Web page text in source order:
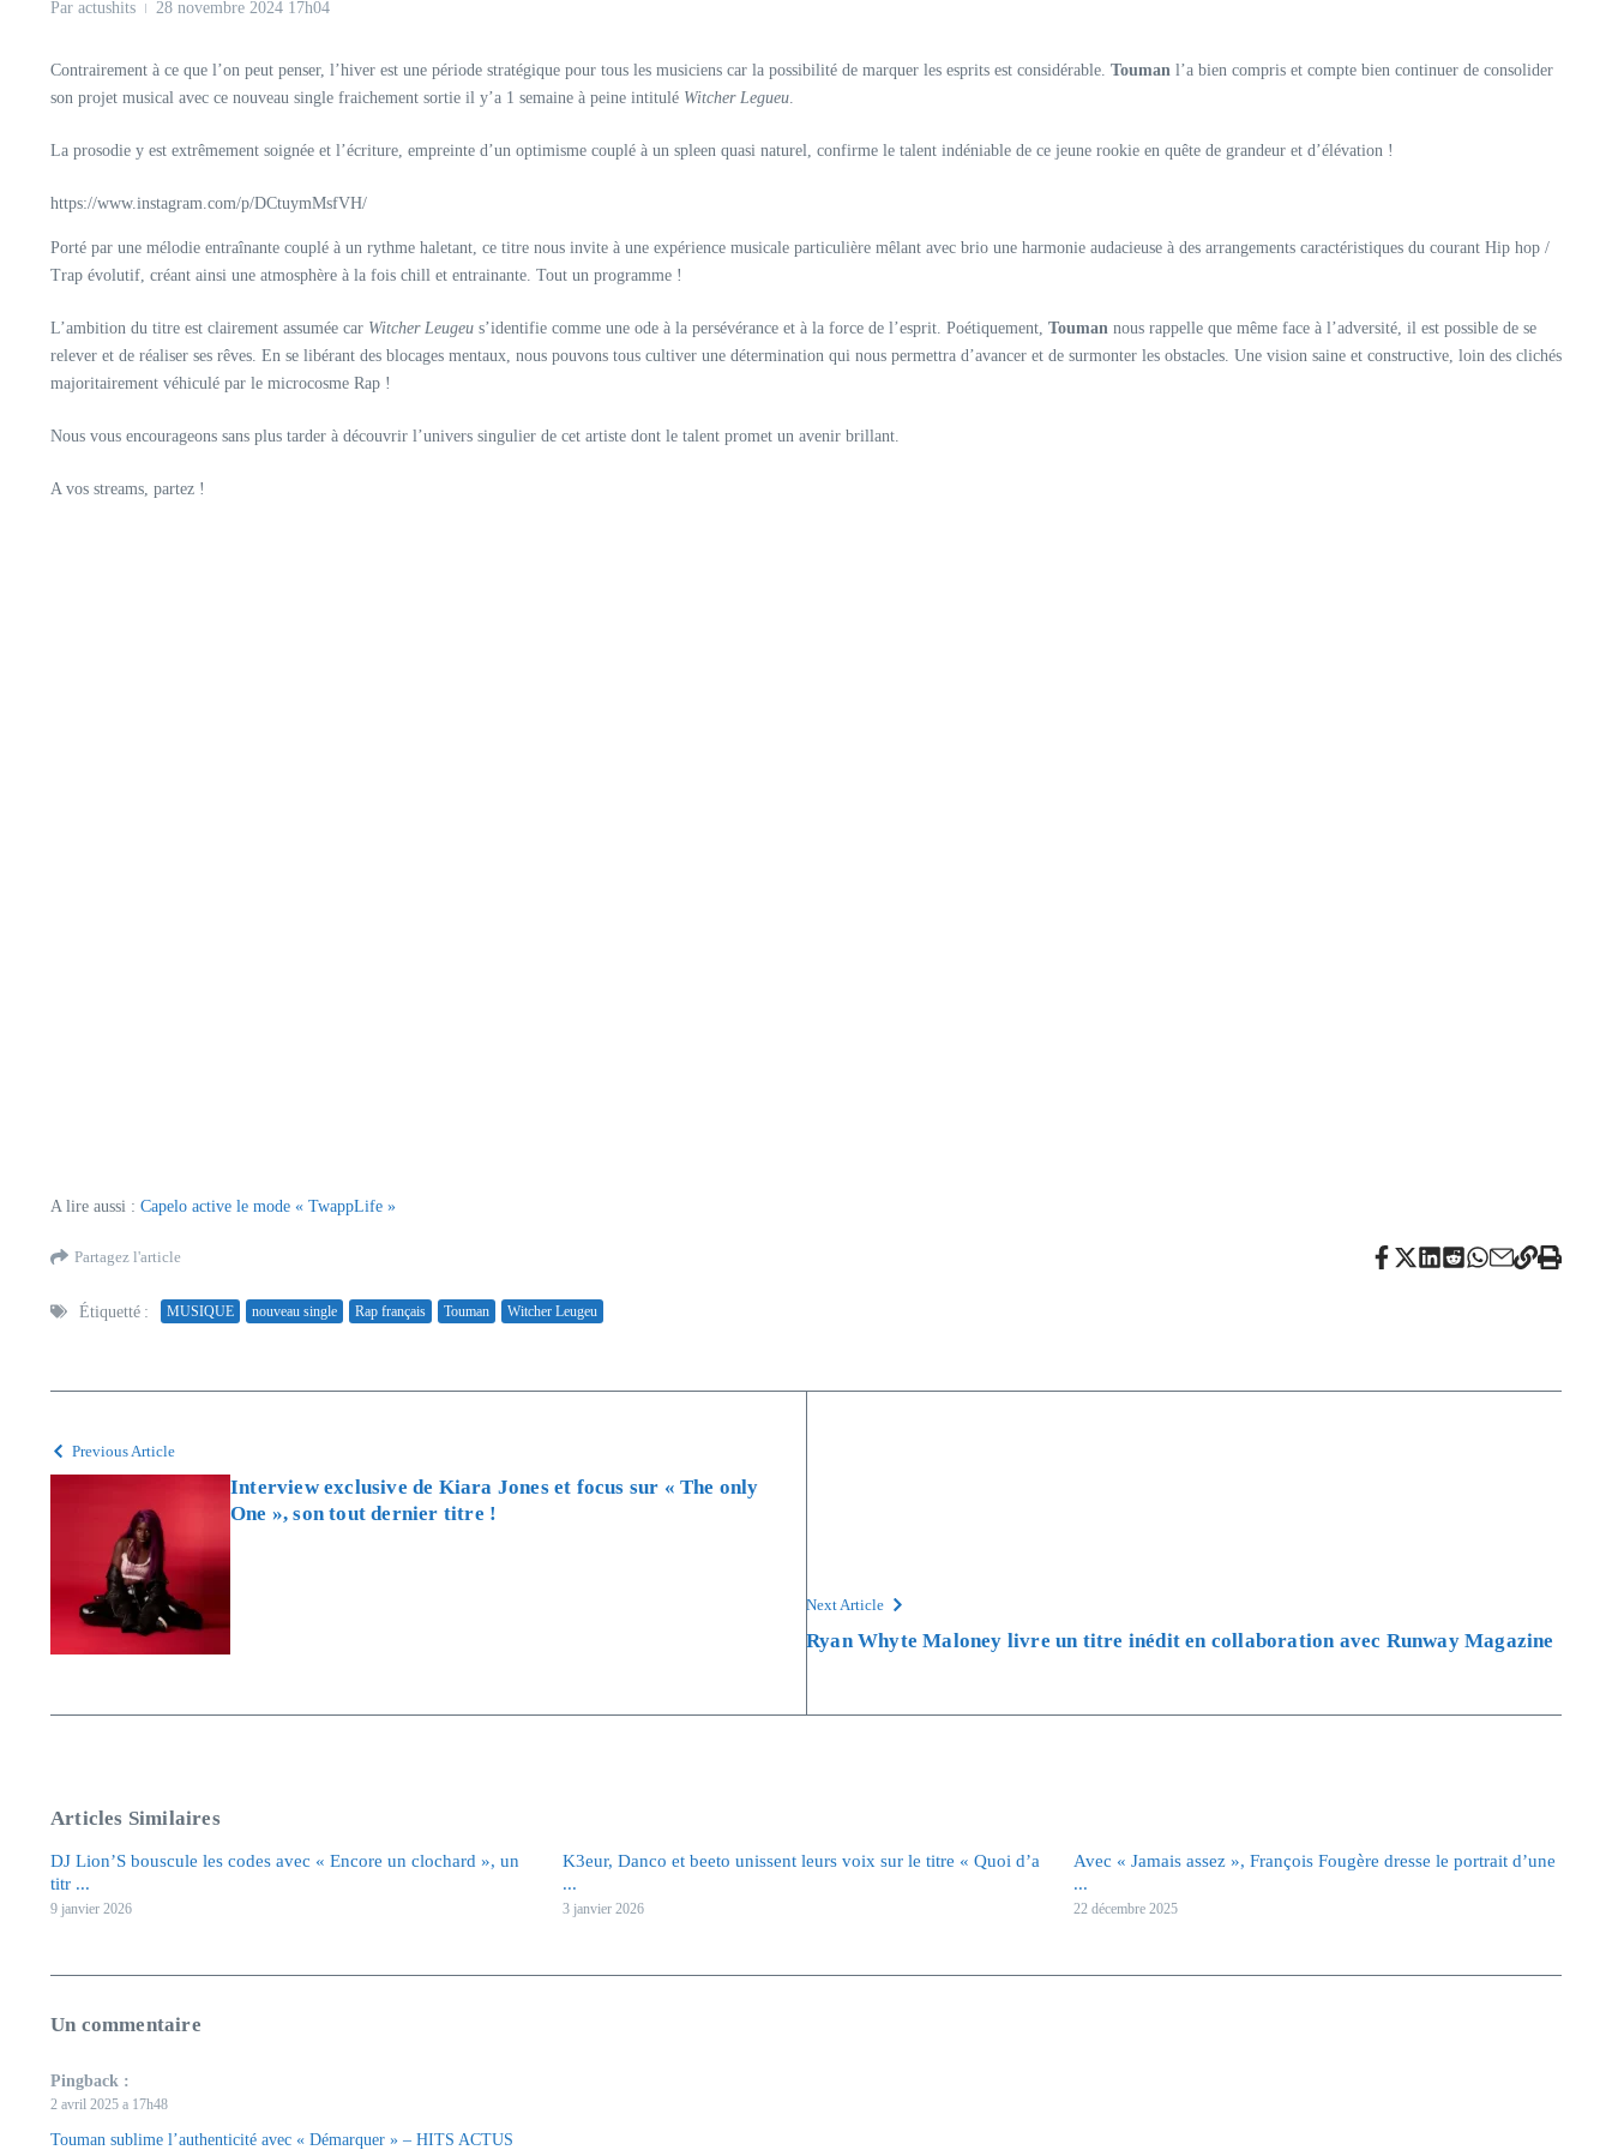
Par actushits 28 novembre 2024 17h04
Contrairement à ce que l’on peut penser, l’hiver est une période stratégique pour tous les musiciens car la possibilité de marquer les esprits est considérable. Touman l’a bien compris et compte bien continuer de consolider
son projet musical avec ce nouveau single fraichement sortie il y’a 1 semaine à peine intitulé Witcher Legueu.
La prosodie y est extrêmement soignée et l’écriture, empreinte d’un optimisme couplé à un spleen quasi naturel, confirme le talent indéniable de ce jeune rookie en quête de grandeur et d’élévation !
https://www.instagram.com/p/DCtuymMsfVH/
Porté par une mélodie entraînante couplé à un rythme haletant, ce titre nous invite à une expérience musicale particulière mêlant avec brio une harmonie audacieuse à des arrangements caractéristiques du courant Hip hop /
Trap évolutif, créant ainsi une atmosphère à la fois chill et entrainante. Tout un programme !
L’ambition du titre est clairement assumée car Witcher Leugeu s’identifie comme une ode à la persévérance et à la force de l’esprit. Poétiquement, Touman nous rappelle que même face à l’adversité, il est possible de se
relever et de réaliser ses rêves. En se libérant des blocages mentaux, nous pouvons tous cultiver une détermination qui nous permettra d’avancer et de surmonter les obstacles. Une vision saine et constructive, loin des clichés
majoritairement véhiculé par le microcosme Rap !
Nous vous encourageons sans plus tarder à découvrir l’univers singulier de cet artiste dont le talent promet un avenir brillant.
A vos streams, partez !
A lire aussi : Capelo active le mode « TwappLife »
Partagez l'article
Étiquetté : MUSIQUE nouveau single Rap français Touman Witcher Leugeu
Previous Article
Interview exclusive de Kiara Jones et focus sur « The only
One », son tout dernier titre !
Next Article
Ryan Whyte Maloney livre un titre inédit en collaboration avec Runway Magazine
Articles Similaires
DJ Lion’S bouscule les codes avec « Encore un clochard », un
titr ...
9 janvier 2026
K3eur, Danco et beeto unissent leurs voix sur le titre « Quoi d’a
...
3 janvier 2026
Avec « Jamais assez », François Fougère dresse le portrait d’une
...
22 décembre 2025
Un commentaire
Pingback :
2 avril 2025 a 17h48
Touman sublime l’authenticité avec « Démarquer » – HITS ACTUS